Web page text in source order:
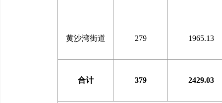
黄沙湾街道 279 1965.13
合计 379 2429.03